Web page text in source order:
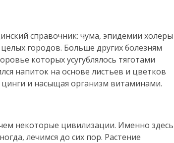
справочник: чума, эпидемии холеры
городов. Больше других болезням
которых усугублялось тяготами
напиток на основе листьев и цветков
цинги и насыщая организм витаминами.
некоторые цивилизации. Именно здесь
лечимся до сих пор. Растение